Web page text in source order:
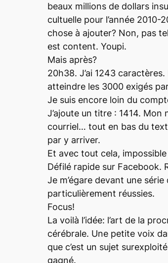
beaux millions de dollars
cultuelle pour l’année 2010-
chose à ajouter? Non, pas
est content. Youpi.
Mais après?
20h38. J’ai 1243 caractères.
atteindre les 3000 exigés
Je suis encore loin du
J’ajoute un titre : 1414.
courriel… tout en bas du
par y arriver.
Et avec tout cela,
Défilé rapide sur Facebook.
Je m’égare devant une
particulièrement réussies.
Focus!
La voilà l’idée: l’art de la
cérébrale. Une petite voix
que c’est un sujet
gagné.